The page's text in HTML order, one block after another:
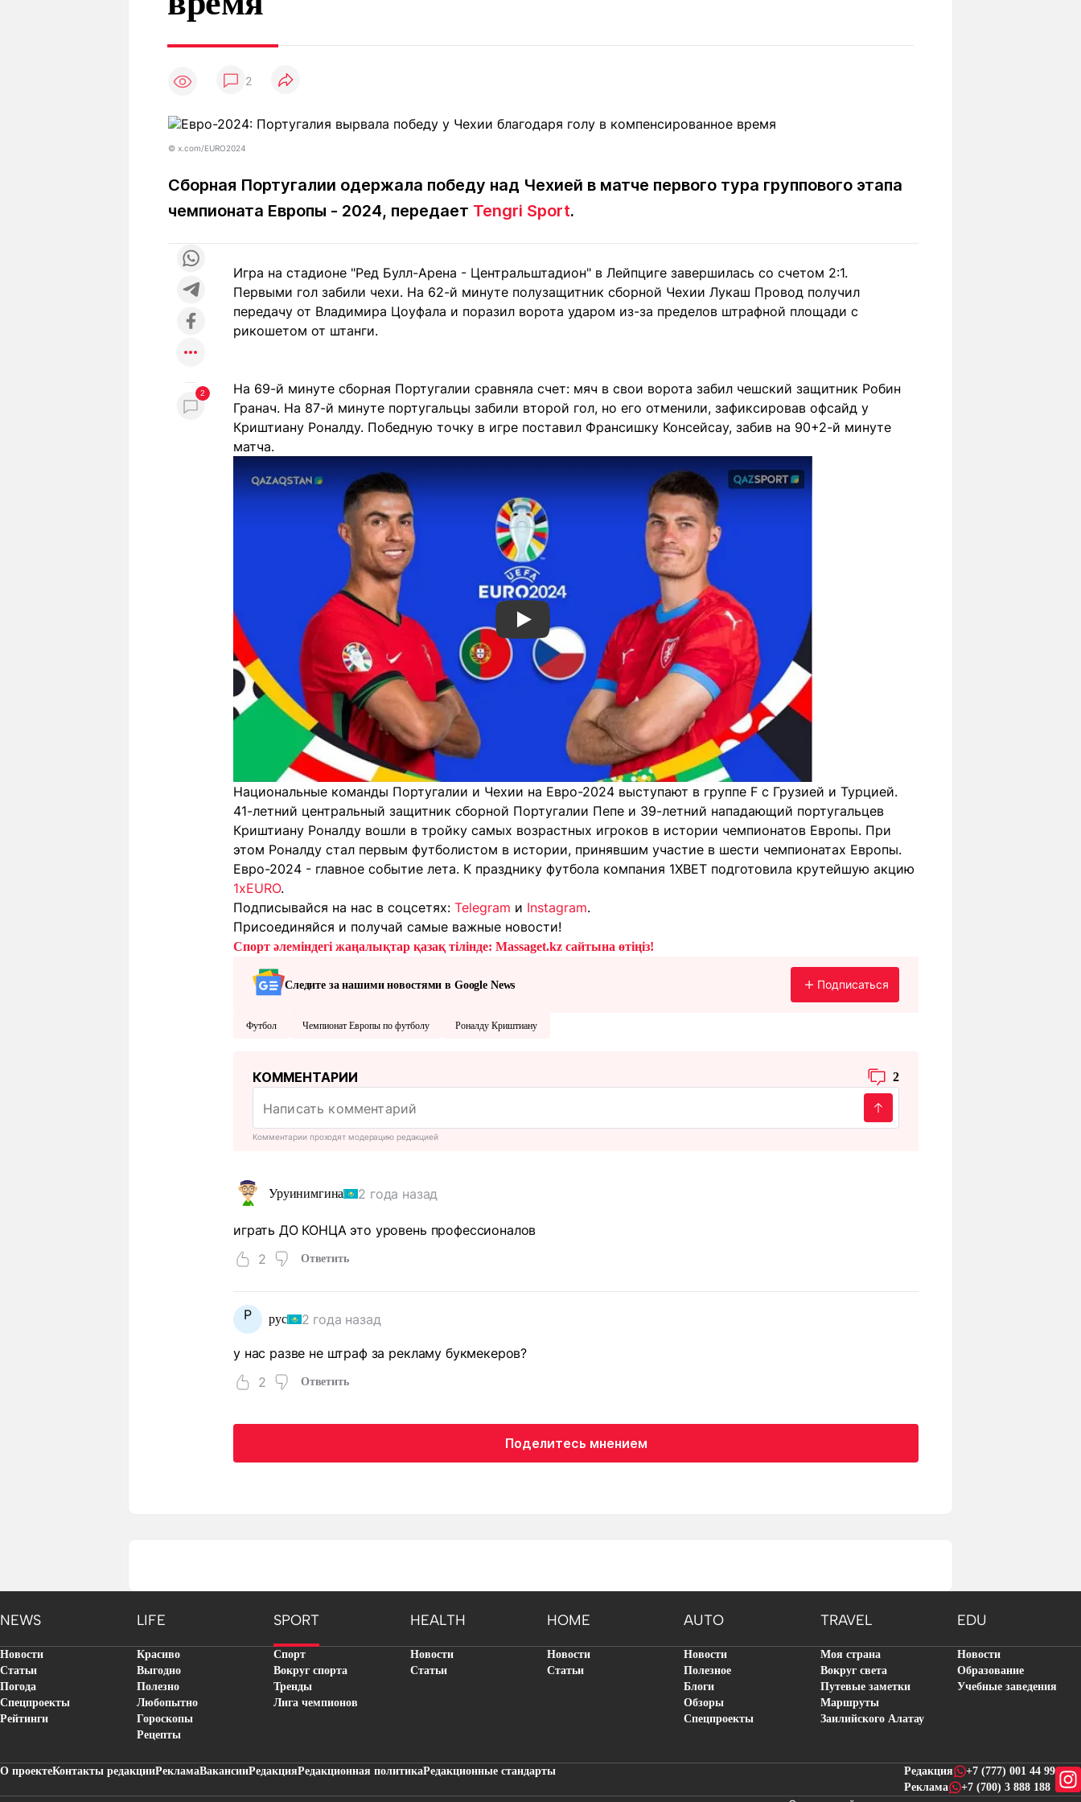
Статьи
Рейтинги
Выгодно
Гороскопы
О проекте Контакты редакции Вакансии Реклама Пресс-центр Светлая тема
Редакция
+7 (777) 001 44 99 +7 (700) 3 888 188
2
©️ x.com/EURO2024
Сборная Португалии одержала победу над Чехией в матче первого тура группового этапа
чемпионата Европы - 2024, передает Tengri Sport.
2
Игра на стадионе "Ред Булл-Арена - Центральштадион" в Лейпциге завершилась со счетом 2:1.
Первыми гол забили чехи. На 62-й минуте полузащитник сборной Чехии Лукаш Провод получил
передачу от Владимира Цоуфала и поразил ворота ударом из-за пределов штрафной площади с
рикошетом от штанги.
На 69-й минуте сборная Португалии сравняла счет: мяч в свои ворота забил чешский защитник Робин
Гранач. На 87-й минуте португальцы забили второй гол, но его отменили, зафиксировав офсайд у
Криштиану Роналду. Победную точку в игре поставил Франсишку Консейсау, забив на 90+2-й минуте
матча.
Смотреть видео YouTube
Национальные команды Португалии и Чехии на Евро-2024 выступают в группе F с Грузией и Турцией.
41-летний центральный защитник сборной Португалии Пепе и 39-летний нападающий португальцев
Криштиану Роналду вошли в тройку самых возрастных игроков в истории чемпионатов Европы. При
этом Роналду стал первым футболистом в истории, принявшим участие в шести чемпионатах Европы.
Евро-2024 - главное событие лета. К празднику футбола компания 1XBET подготовила крутейшую акцию
1xEURO.
Подписывайся на нас в соцсетях: Telegram и Instagram.
Присоединяйся и получай самые важные новости!
Спорт әлеміндегі жаңалықтар қазақ тілінде: Massaget.kz сайтына өтіңіз!
Следите за нашими новостями в Google News Подписаться
Футбол Чемпионат Европы по футболу Роналду Криштиану
КОММЕНТАРИИ 2
Комментарии проходят модерацию редакцией
Уруинимгина 2 года назад
играть ДО КОНЦА это уровень профессионалов
2
Ответить
Р рус 2 года назад
у нас разве не штраф за рекламу букмекеров?
2
Ответить
Поделитесь мнением
NEWS LIFE SPORT HEALTH HOME AUTO TRAVEL EDU
Новости
Статьи
Погода
Спецпроекты
Рейтинги
Красиво
Выгодно
Полезно
Любопытно
Гороскопы
Рецепты
Спорт
Вокруг спорта
Тренды
Лига чемпионов
Новости
Статьи
Новости
Статьи
Новости
Полезное
Блоги
Обзоры
Спецпроекты
Моя страна
Вокруг света
Путевые заметки
Маршруты
Заилийского Алатау
Новости
Образование
Учебные заведения
О проектеКонтакты редакцииРекламаВакансииРедакцияРедакционная политикаРедакционные стандарты Редакция
+7 (777) 001 44 99
Реклама
+7 (700) 3 888 188